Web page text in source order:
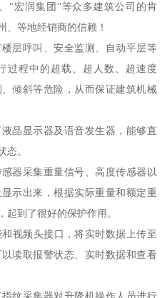
“宏润集团”等众多建筑公司的肯
、等地经销商的信赖！
层呼叫、安全监测、自动平层等
过程中的超载、超人数、超速度
倾斜等危险，从而保证建筑机械
晶显示器及语音发生器，能够直
态。
器采集重量信号、高度传感器以
示出来，根据实际重量和额定重
到了很好的保护作用。
视频头接口，将实时数据上传至
读取报警状态、实时数据和查看